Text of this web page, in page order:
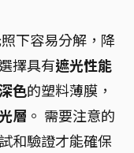
下容易分解，降
擇具有遮光性能
色的塑料薄膜，
層 。 需要注意的
和驗證才能確保